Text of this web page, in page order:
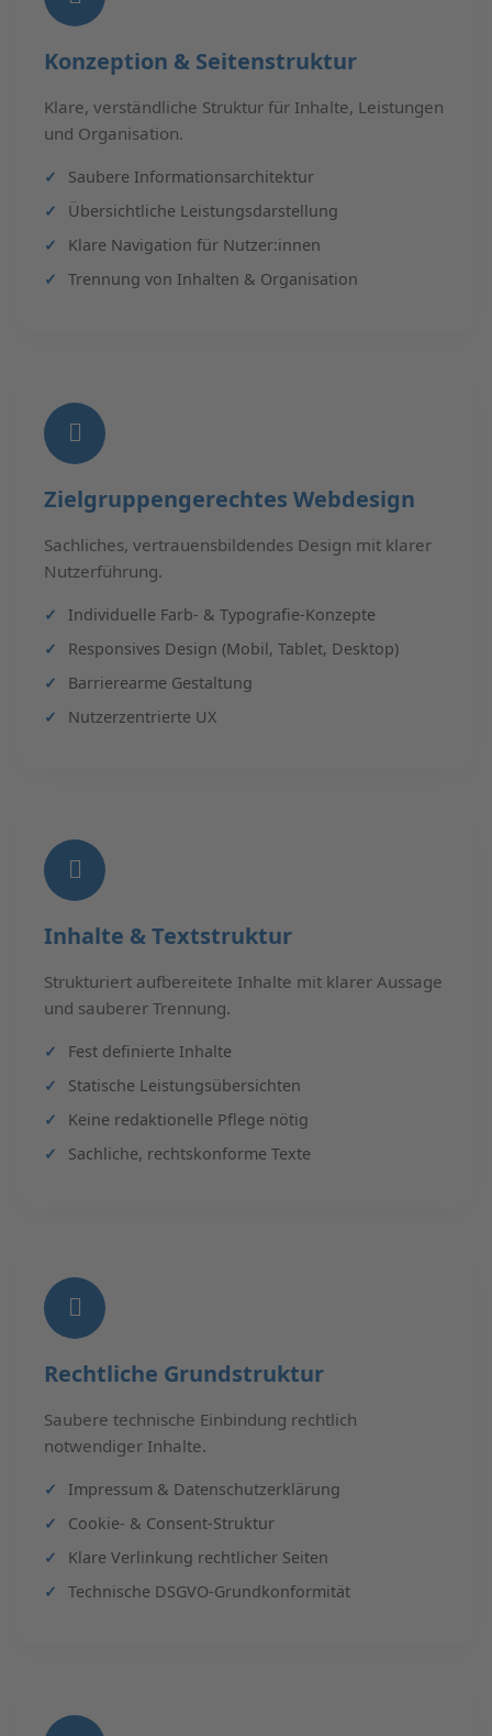
Konzeption & Seitenstruktur
Klare, verständliche Struktur für Inhalte, Leistungen
und Organisation.
Saubere Informationsarchitektur
Übersichtliche Leistungsdarstellung
Klare Navigation für Nutzer:innen
Trennung von Inhalten & Organisation
Zielgruppengerechtes Webdesign
Sachliches, vertrauensbildendes Design mit klarer
Nutzerführung.
Individuelle Farb- & Typografie-Konzepte
Responsives Design (Mobil, Tablet, Desktop)
Barrierearme Gestaltung
Nutzerzentrierte UX
Inhalte & Textstruktur
Strukturiert aufbereitete Inhalte mit klarer Aussage
und sauberer Trennung.
Fest definierte Inhalte
Statische Leistungsübersichten
Keine redaktionelle Pflege nötig
Sachliche, rechtskonforme Texte
Rechtliche Grundstruktur
Saubere technische Einbindung rechtlich
notwendiger Inhalte.
Impressum & Datenschutzerklärung
Cookie- & Consent-Struktur
Klare Verlinkung rechtlicher Seiten
Technische DSGVO-Grundkonformität